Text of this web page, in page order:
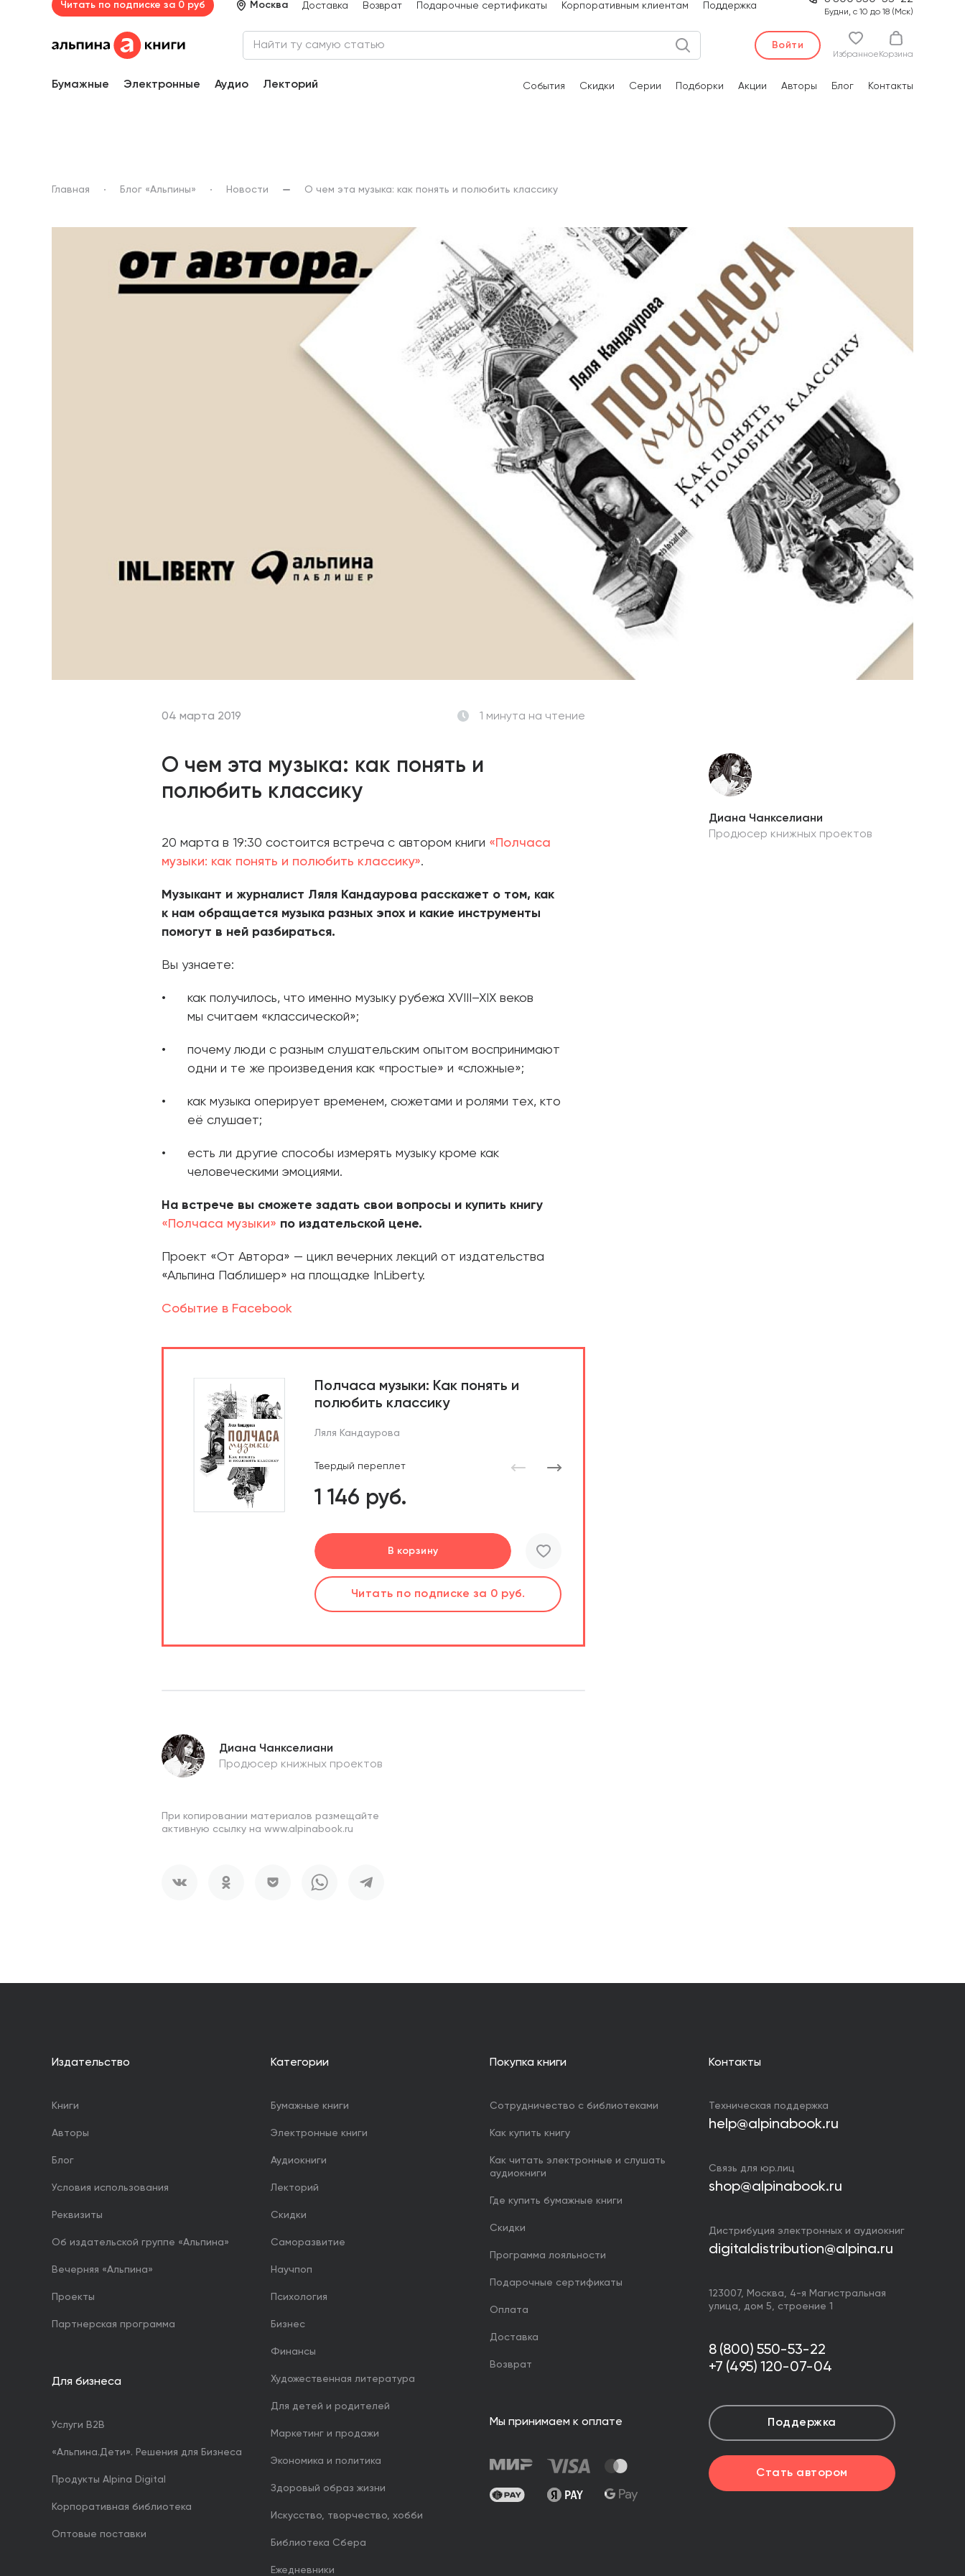
Читать по подписке за 0 руб Москва Доставка Возврат Подарочные сертификаты Корпоративным клиентам Поддержка
Будни, с 10 до 18 (Мск)
Войти
Избранное Корзина
Бумажные Электронные Аудио Лекторий События Скидки Серии Подборки Акции Авторы Блог Контакты
Главная Блог «Альпины» Новости О чем эта музыка: как понять и полюбить классику
04 марта 2019 1 минута на чтение
О чем эта музыка: как понять и
полюбить классику
20 марта в 19:30 состоится встреча с автором книги «Полчаса
музыки: как понять и полюбить классику».
Музыкант и журналист Ляля Кандаурова расскажет о том, как
к нам обращается музыка разных эпох и какие инструменты
помогут в ней разбираться.
Вы узнаете:
как получилось, что именно музыку рубежа XVIII–XIX веков
мы считаем «классической»;
почему люди с разным слушательским опытом воспринимают
одни и те же произведения как «простые» и «сложные»;
как музыка оперирует временем, сюжетами и ролями тех, кто
её слушает;
есть ли другие способы измерять музыку кроме как
человеческими эмоциями.
На встрече вы сможете задать свои вопросы и купить книгу
«Полчаса музыки» по издательской цене.
Проект «От Автора» — цикл вечерних лекций от издательства
«Альпина Паблишер» на площадке InLiberty.
Событие в Facebook
Полчаса музыки: Как понять и
полюбить классику
Ляля Кандаурова
Твердый переплет
1 146 руб.
В корзину
В корзине
Читать по подписке за 0 руб.
Перейти
Читать по подписке за 0 руб.
Перейти
Слушатьпо подпискеза 0 руб.
Подробнее
Читать по подписке за 0 руб.
Диана Чанкселиани
Продюсер книжных проектов
Диана Чанкселиани
Продюсер книжных проектов
При копировании материалов размещайте
активную ссылку на www.alpinabook.ru
Издательство
Книги
Авторы
Блог
Условия использования
Реквизиты
Об издательской группе «Альпина»
Вечерняя «Альпина»
Проекты
Партнерская программа
Для бизнеса
Услуги B2B
«Альпина.Дети». Решения для Бизнеса
Продукты Alpina Digital
Корпоративная библиотека
Оптовые поставки
Категории
Бумажные книги
Электронные книги
Аудиокниги
Лекторий
Скидки
Саморазвитие
Научпоп
Психология
Бизнес
Финансы
Художественная литература
Для детей и родителей
Маркетинг и продажи
Экономика и политика
Здоровый образ жизни
Искусство, творчество, хобби
Библиотека Сбера
Ежедневники
Покупка книги
Сотрудничество с библиотеками
Как купить книгу
Как читать электронные и слушать
аудиокниги
Где купить бумажные книги
Скидки
Программа лояльности
Подарочные сертификаты
Оплата
Доставка
Возврат
Мы принимаем к оплате
Контакты
Техническая поддержка
help@alpinabook.ru
Связь для юр.лиц
shop@alpinabook.ru
Дистрибуция электронных и аудиокниг
digitaldistribution@alpina.ru
123007, Москва
4-я Магистральная
улица, дом 5, строение 1
8 (800) 550-53-22
+7 (495) 120-07-04
Поддержка
Стать автором